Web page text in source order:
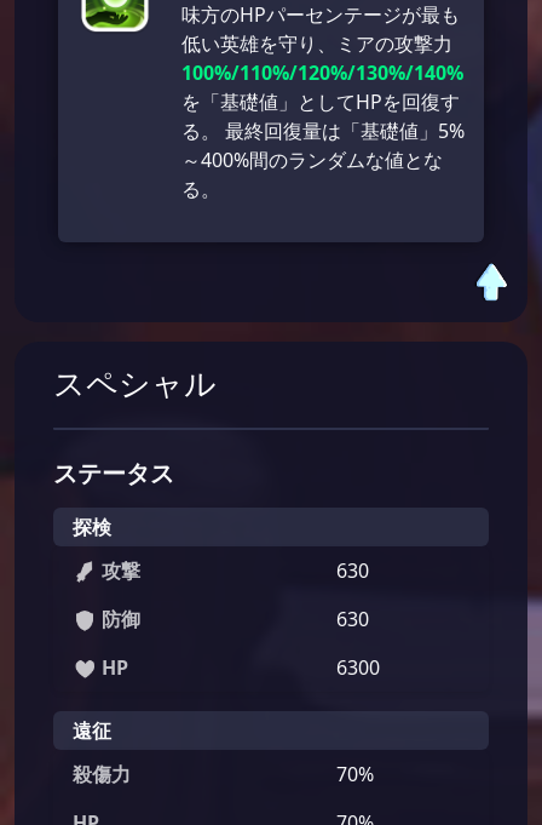
味方のHPパーセンテージが最も
低い英雄を守り、ミアの攻撃力
100%/110%/120%/130%/140%
を「基礎値」としてHPを回復す
る。 最終回復量は「基礎値」5%
～400%間のランダムな値とな
る。
スペシャル
ステータス
探検
攻撃
630
防御
630
HP
6300
遠征
殺傷力
70%